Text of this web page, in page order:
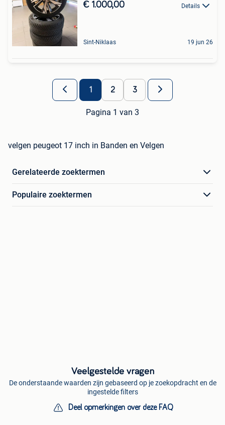
€ 1.000,00 Details
Sint-Niklaas 19 jun 26
1 2 3
Pagina 1 van 3
velgen peugeot 17 inch in Banden en Velgen
Gerelateerde zoektermen
Populaire zoektermen
Veelgestelde vragen
De onderstaande waarden zijn gebaseerd op je zoekopdracht en de
ingestelde filters
Deel opmerkingen over deze FAQ